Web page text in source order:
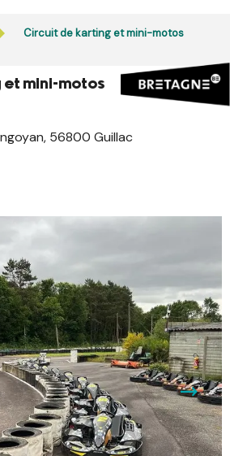
Circuit de karting et mini-motos
et mini-motos
56800 Guillac